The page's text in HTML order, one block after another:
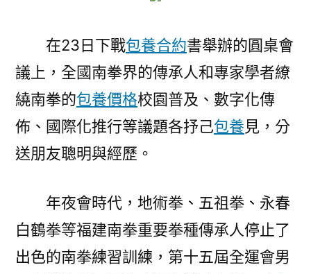
在23日下戰包養合約書舉辦的圓桌會
議上，全國南拳界的傳承人和專家學者繚
繞南拳的包養價格校園普及、數字化傳
佈、國際化推行等議題各抒己包養見，分
送朋友聰明與經歷。
年夜會時代，地術拳、五祖拳、永春
白鶴拳等福建南拳重要拳種傳承人停止了
出色的南拳練習訓練，第十五屆全運會男